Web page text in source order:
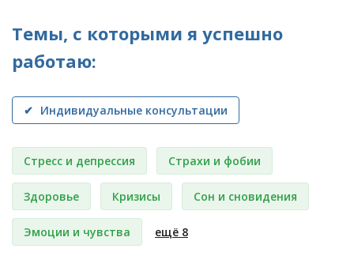
Темы, с которыми я успешно
работаю:
✔ Индивидуальные консультации
Стресс и депрессия Страхи и фобии
Здоровье Кризисы Сон и сновидения
Эмоции и чувства ещё 8